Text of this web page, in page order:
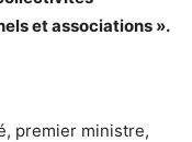
et associations ».
premier ministre,